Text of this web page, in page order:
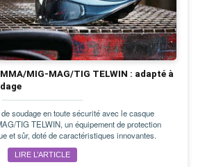
MMA/MIG-MAG/TIG TELWIN : adapté à
soudage en toute sécurité avec le casque
TIG TELWIN, un équipement de protection
et sûr, doté de caractéristiques innovantes.
LIRE L’ARTICLE